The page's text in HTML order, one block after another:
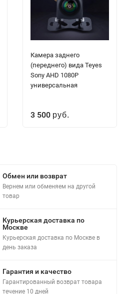
Камера заднего
(переднего) вида Teyes
Sony AHD 1080P
универсальная
3 500 руб.
Обмен или возврат
Вернем или обменяем на другой
товар
Курьерская доставка по
Москве
Курьерская доставка по Москве в
день заказа
Гарантия и качество
Гарантированный возврат товара
течение 10 дней